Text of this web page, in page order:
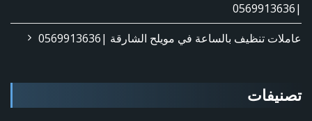
|0569913636
عاملات تنظيف بالساعة في مويلح الشارقة |0569913636
تصنيفات